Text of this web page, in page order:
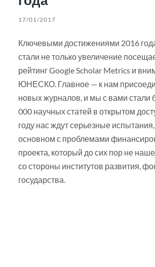
17/01/2017
Ключевыми достижениями 2016
стали не только увеличение
рейтинг Google Scholar Metrics и
ЮНЕСКО. Главное — к нам
новых журналов, и мы с вами стали
000 научных статей в открытом
году нас ждут серьезные
основном с проблемами
проекта, который до сих пор не
со стороны институтов развития,
государства.